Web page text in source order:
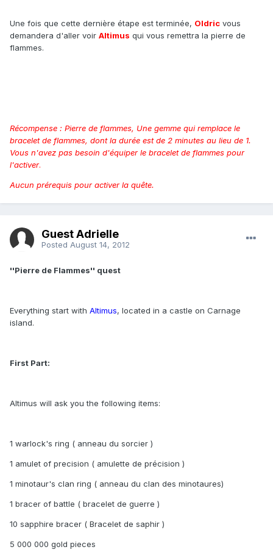
Une fois que cette dernière étape est terminée, Oldric vous
demandera d'aller voir Altimus qui vous remettra la pierre de
flammes.
Récompense : Pierre de flammes, Une gemme qui remplace le
bracelet de flammes, dont la durée est de 2 minutes au lieu de 1.
Vous n'avez pas besoin d'équiper le bracelet de flammes pour
l'activer.
Aucun prérequis pour activer la quête.
Guest Adrielle
Posted August 14, 2012
''Pierre de Flammes'' quest
Everything start with Altimus, located in a castle on Carnage
island.
First Part:
Altimus will ask you the following items:
1 warlock's ring ( anneau du sorcier )
1 amulet of precision ( amulette de précision )
1 minotaur's clan ring ( anneau du clan des minotaures)
1 bracer of battle ( bracelet de guerre )
10 sapphire bracer ( Bracelet de saphir )
5 000 000 gold pieces